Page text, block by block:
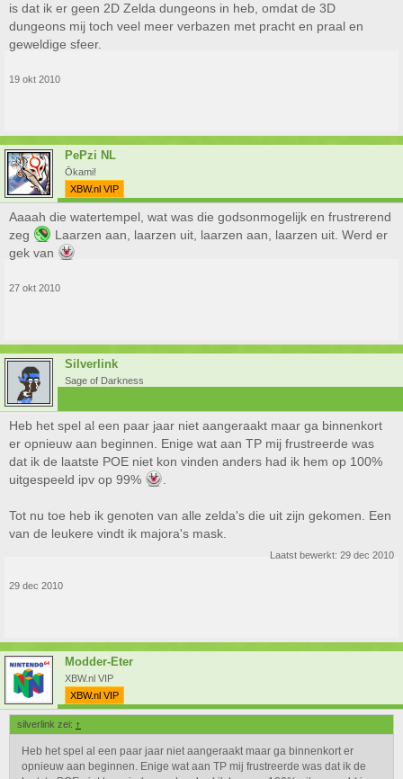
is dat ik er geen 2D Zelda dungeons in heb, omdat de 3D
dungeons mij toch veel meer verbazen met pracht en praal en
geweldige sfeer.
19 okt 2010
PePzi NL
Ōkami!
XBW.nl VIP
Aaaah die watertempel, wat was die godsonmogelijk en frustrerend
zeg
Laarzen aan, laarzen uit, laarzen aan, laarzen uit. Werd er
gek van
27 okt 2010
Silverlink
Sage of Darkness
Heb het spel al een paar jaar niet aangeraakt maar ga binnenkort
er opnieuw aan beginnen. Enige wat aan TP mij frustreerde was
dat ik de laatste POE niet kon vinden anders had ik hem op 100%
uitgespeeld ipv op 99%
Tot nu toe heb ik genoten van alle zelda's die uit zijn gekomen. Een
van de leukere vindt ik majora's mask.
Laatst bewerkt: 29 dec 2010
29 dec 2010
Modder-Eter
XBW.nl VIP
XBW.nl VIP
silverlink zei: ↑
Heb het spel al een paar jaar niet aangeraakt maar ga binnenkort er
opnieuw aan beginnen. Enige wat aan TP mij frustreerde was dat ik de